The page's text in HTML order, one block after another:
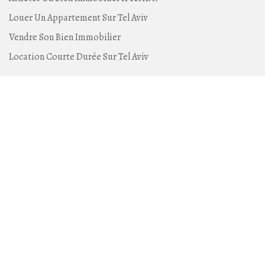
Louer Un Appartement Sur Tel Aviv
Vendre Son Bien Immobilier
Location Courte Durée Sur Tel Aviv